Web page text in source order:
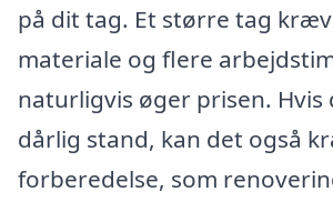
på dit tag. Et større tag
materiale og flere
naturligvis øger prisen. Hvis
dårlig stand, kan det også
forberedelse, som